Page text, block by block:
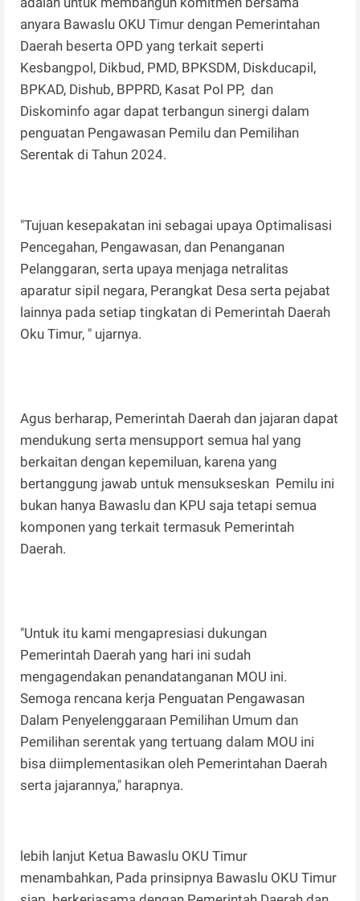
anyara Bawaslu OKU Timur dengan Pemerintahan
Daerah beserta OPD yang terkait seperti
Kesbangpol, Dikbud, PMD, BPKSDM, Diskducapil,
BPKAD, Dishub, BPPRD, Kasat Pol PP, dan
Diskominfo agar dapat terbangun sinergi dalam
penguatan Pengawasan Pemilu dan Pemilihan
Serentak di Tahun 2024.
"Tujuan kesepakatan ini sebagai upaya Optimalisasi
Pencegahan, Pengawasan, dan Penanganan
Pelanggaran, serta upaya menjaga netralitas
aparatur sipil negara, Perangkat Desa serta pejabat
lainnya pada setiap tingkatan di Pemerintah Daerah
Oku Timur, " ujarnya.
Agus berharap, Pemerintah Daerah dan jajaran dapat
mendukung serta mensupport semua hal yang
berkaitan dengan kepemiluan, karena yang
bertanggung jawab untuk mensukseskan Pemilu ini
bukan hanya Bawaslu dan KPU saja tetapi semua
komponen yang terkait termasuk Pemerintah
Daerah.
"Untuk itu kami mengapresiasi dukungan
Pemerintah Daerah yang hari ini sudah
mengagendakan penandatanganan MOU ini.
Semoga rencana kerja Penguatan Pengawasan
Dalam Penyelenggaraan Pemilihan Umum dan
Pemilihan serentak yang tertuang dalam MOU ini
bisa diimplementasikan oleh Pemerintahan Daerah
serta jajarannya," harapnya.
lebih lanjut Ketua Bawaslu OKU Timur
menambahkan, Pada prinsipnya Bawaslu OKU Timur